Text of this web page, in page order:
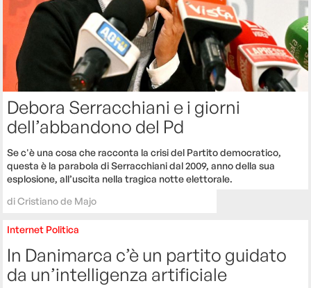
Debora Serracchiani e i giorni
dell’abbandono del Pd
Se c'è una cosa che racconta la crisi del Partito democratico,
questa è la parabola di Serracchiani dal 2009, anno della sua
esplosione, all’uscita nella tragica notte elettorale.
diCristiano de Majo
Internet Politica
In Danimarca c’è un partito guidato
da un’intelligenza artificiale